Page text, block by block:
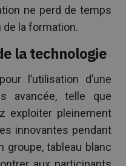
ne perd de temps
la formation.
la technologie
l’utilisation d’une
avancée, telle que
exploiter pleinement
innovantes pendant
groupe, tableau blanc